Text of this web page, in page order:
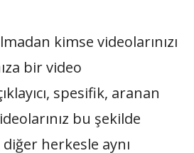
kimse videolarınızı
bir video
spesifik, aranan
bu şekilde
herkesle aynı